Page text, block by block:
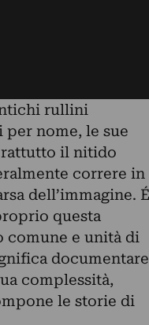
rullini
nome, le sue
il nitido
correre in
dell’immagine. É
questa
comune e unità di
documentare
complessità,
le storie di